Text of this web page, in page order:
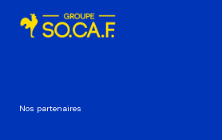
Nos partenaires